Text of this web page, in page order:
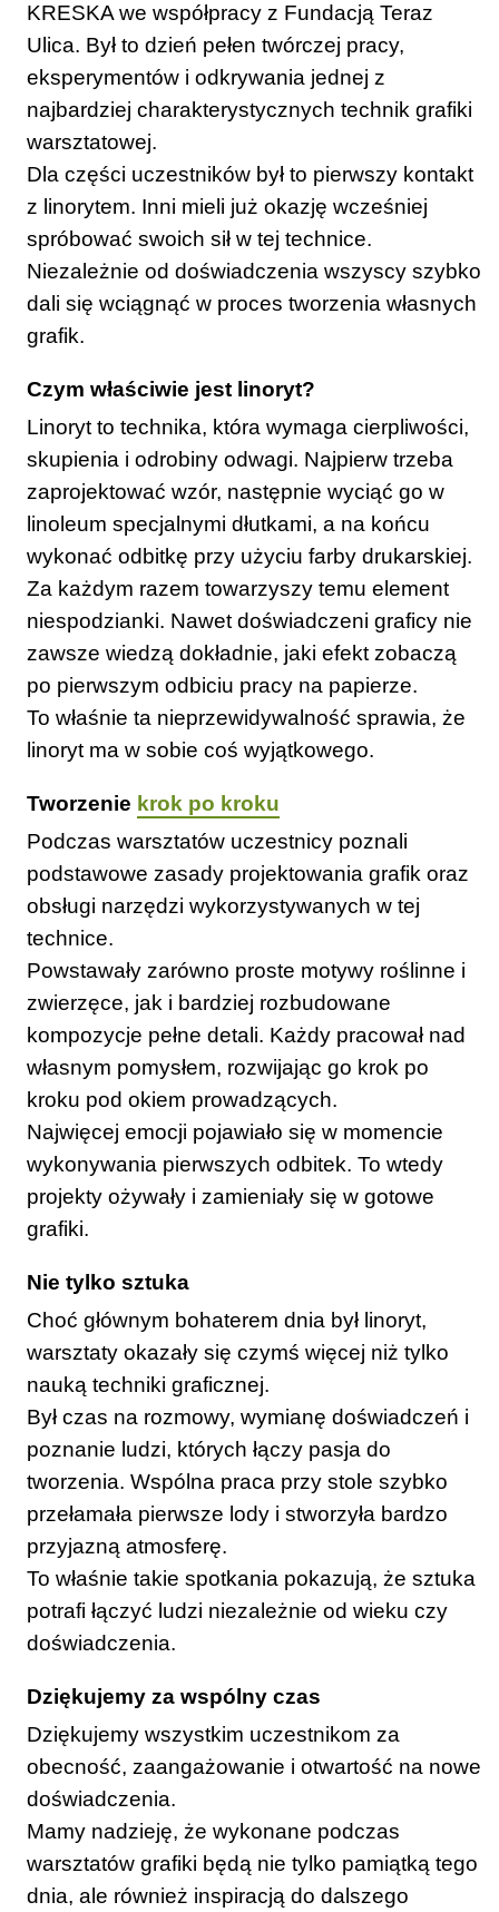
KRESKA we współpracy z Fundacją Teraz
Ulica. Był to dzień pełen twórczej pracy,
eksperymentów i odkrywania jednej z
najbardziej charakterystycznych technik grafiki
warsztatowej.
Dla części uczestników był to pierwszy kontakt
z linorytem. Inni mieli już okazję wcześniej
spróbować swoich sił w tej technice.
Niezależnie od doświadczenia wszyscy szybko
dali się wciągnąć w proces tworzenia własnych
grafik.
Czym właściwie jest linoryt?
Linoryt to technika, która wymaga cierpliwości,
skupienia i odrobiny odwagi. Najpierw trzeba
zaprojektować wzór, następnie wyciąć go w
linoleum specjalnymi dłutkami, a na końcu
wykonać odbitkę przy użyciu farby drukarskiej.
Za każdym razem towarzyszy temu element
niespodzianki. Nawet doświadczeni graficy nie
zawsze wiedzą dokładnie, jaki efekt zobaczą
po pierwszym odbiciu pracy na papierze.
To właśnie ta nieprzewidywalność sprawia, że
linoryt ma w sobie coś wyjątkowego.
Tworzenie krok po kroku
Podczas warsztatów uczestnicy poznali
podstawowe zasady projektowania grafik oraz
obsługi narzędzi wykorzystywanych w tej
technice.
Powstawały zarówno proste motywy roślinne i
zwierzęce, jak i bardziej rozbudowane
kompozycje pełne detali. Każdy pracował nad
własnym pomysłem, rozwijając go krok po
kroku pod okiem prowadzących.
Najwięcej emocji pojawiało się w momencie
wykonywania pierwszych odbitek. To wtedy
projekty ożywały i zamieniały się w gotowe
grafiki.
Nie tylko sztuka
Choć głównym bohaterem dnia był linoryt,
warsztaty okazały się czymś więcej niż tylko
nauką techniki graficznej.
Był czas na rozmowy, wymianę doświadczeń i
poznanie ludzi, których łączy pasja do
tworzenia. Wspólna praca przy stole szybko
przełamała pierwsze lody i stworzyła bardzo
przyjazną atmosferę.
To właśnie takie spotkania pokazują, że sztuka
potrafi łączyć ludzi niezależnie od wieku czy
doświadczenia.
Dziękujemy za wspólny czas
Dziękujemy wszystkim uczestnikom za
obecność, zaangażowanie i otwartość na nowe
doświadczenia.
Mamy nadzieję, że wykonane podczas
warsztatów grafiki będą nie tylko pamiątką tego
dnia, ale również inspiracją do dalszego